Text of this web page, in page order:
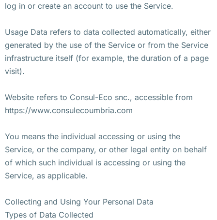
log in or create an account to use the Service.
Usage Data refers to data collected automatically, either
generated by the use of the Service or from the Service
infrastructure itself (for example, the duration of a page
visit).
Website refers to Consul-Eco snc., accessible from
https://www.consulecoumbria.com
You means the individual accessing or using the
Service, or the company, or other legal entity on behalf
of which such individual is accessing or using the
Service, as applicable.
Collecting and Using Your Personal Data
Types of Data Collected